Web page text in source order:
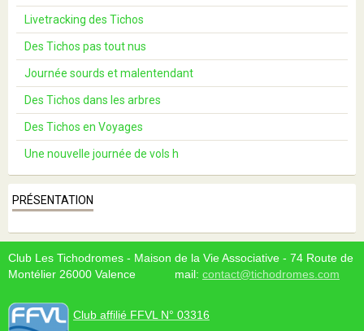
Livetracking des Tichos
Des Tichos pas tout nus
Journée sourds et malentendant
Des Tichos dans les arbres
Des Tichos en Voyages
Une nouvelle journée de vols h
PRÉSENTATION
Club Les Tichodromes - Maison de la Vie Associative - 74 Route de
Montélier 26000 Valence mail: contact@tichodromes.com
Club affilié FFVL N° 03316